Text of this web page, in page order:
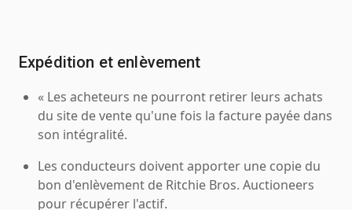
Expédition et enlèvement
« Les acheteurs ne pourront retirer leurs achats
du site de vente qu'une fois la facture payée dans
son intégralité.
Les conducteurs doivent apporter une copie du
bon d'enlèvement de Ritchie Bros. Auctioneers
pour récupérer l'actif.